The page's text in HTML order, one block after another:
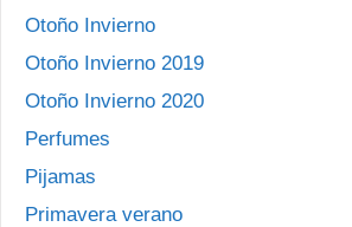
Otoño Invierno
Otoño Invierno 2019
Otoño Invierno 2020
Perfumes
Pijamas
Primavera verano